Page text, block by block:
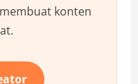
konten